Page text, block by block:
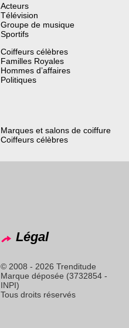
Acteurs
Télévision
Groupe de musique
Sportifs
Coiffeurs célèbres
Familles Royales
Hommes d’affaires
Politiques
Marques et salons de coiffure
Coiffeurs célèbres
Légal
© 2008 - 2026 Trenditude
Marque déposée (3732854 -
INPI)
Tous droits réservés